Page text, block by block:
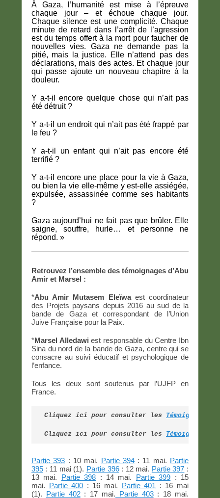
À Gaza, l’humanité est mise à l’épreuve
chaque jour – et échoue chaque jour.
Chaque silence est une complicité. Chaque
minute de retard dans l’arrêt de l’agression
est du temps offert à la mort pour faucher de
nouvelles vies. Gaza ne demande pas la
pitié, mais la justice. Elle n’attend pas des
déclarations, mais des actes. Et chaque jour
qui passe ajoute un nouveau chapitre à la
douleur.
Y a-t-il encore quelque chose qui n’ait pas
été détruit ?
Y a-t-il un endroit qui n’ait pas été frappé par
le feu ?
Y a-t-il un enfant qui n’ait pas encore été
terrifié ?
Y a-t-il encore une place pour la vie à Gaza,
ou bien la vie elle-même y est-elle assiégée,
expulsée, assassinée comme ses habitants
?
Gaza aujourd’hui ne fait pas que brûler. Elle
saigne, souffre, hurle… et personne ne
répond. »
Retrouvez l’ensemble des témoignages d’Abu
Amir et Marsel :
*Abu Amir Mutasem Eleïwaest coordinateur
des Projets paysans depuis 2016 au sud de la
bande de Gaza et correspondant de l’Union
Juive Française pour la Paix.
*Marsel Alledawi est responsable du Centre Ibn
Sina du nord de la bande de Gaza, centre qui se
consacre au suivi éducatif et psychologique de
l’enfance.
Tous les deux sont soutenus par l’UJFP en
France.
Cliquez ici pour consulter les Témoignages
Cliquez ici pour consulter les
Partie 393 : 10 mai. Partie 394: 11 mai. Partie
395 : 11 mai (1). Partie 396: 12 mai. Partie 397 :
13 mai. Partie 398 : 14 mai. Partie 399 : 15
mai. Partie 400 : 16 mai. Partie 401 : 16 mai
(1). Partie 402: 17 mai. Partie 403: 18 mai.